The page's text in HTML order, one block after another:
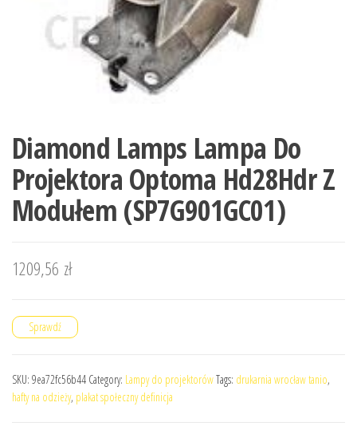
Diamond Lamps Lampa Do
Projektora Optoma Hd28Hdr Z
Modułem (SP7G901GC01)
1209,56 zł
Sprawdź
SKU: 9ea72fc56b44 Category: Lampy do projektorówTags: drukarnia wrocław tanio,
hafty na odzieży, plakat społeczny definicja